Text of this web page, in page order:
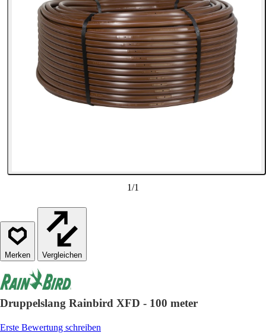
1/1
Vergleichen
Druppelslang Rainbird XFD - 100 meter
Erste Bewertung schreiben